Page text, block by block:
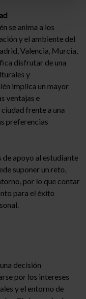
se anima a los
y el ambiente del
Valencia, Murcia,
disfrutar de una
y
implica un mayor
ventajas e
frente a una
preferencias
de apoyo al estudiante
suponer un reto,
por lo que contar
para el éxito
decisión
por los intereses
y el entorno de